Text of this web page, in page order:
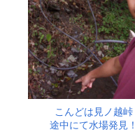
こんどは見ノ越峠
途中にて水場発見！